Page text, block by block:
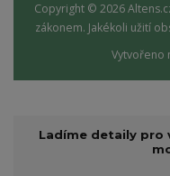
Copyright © 2026
zákonem. Jakékoli užití
Vytvořeno
Ladíme detaily pro